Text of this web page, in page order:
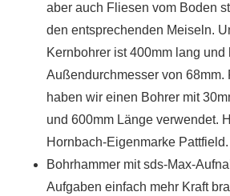
aber auch Fliesen vom Boden
den entsprechenden Meiseln.
Kernbohrer ist 400mm lang und
Außendurchmesser von 68mm.
haben wir einen Bohrer mit
und 600mm Länge verwendet.
Hornbach-Eigenmarke Pattfield.
Bohrhammer mit sds-Max-
Aufgaben einfach mehr Kraft